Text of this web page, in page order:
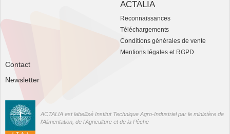
ACTALIA
Reconnaissances
Téléchargements
Conditions générales de vente
Mentions légales et RGPD
Contact
Newsletter
ACTALIA est labellisé Institut Technique Agro-Industriel par le ministère de
l'Alimentation, de l'Agriculture et de la Pêche